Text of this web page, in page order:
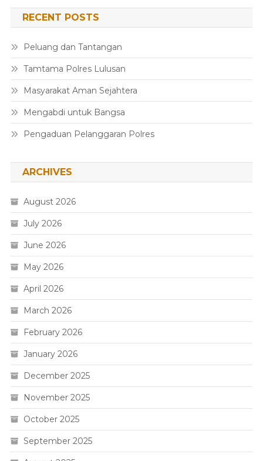
RECENT POSTS
Peluang dan Tantangan
Tamtama Polres Lulusan
Masyarakat Aman Sejahtera
Mengabdi untuk Bangsa
Pengaduan Pelanggaran Polres
ARCHIVES
August 2026
July 2026
June 2026
May 2026
April 2026
March 2026
February 2026
January 2026
December 2025
November 2025
October 2025
September 2025